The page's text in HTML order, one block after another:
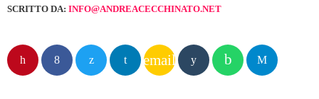
SCRITTO DA: INFO@ANDREACECCHINATO.NET
email